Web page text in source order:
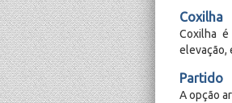
Coxilha
Coxilha
elevação,
Partido
A opção